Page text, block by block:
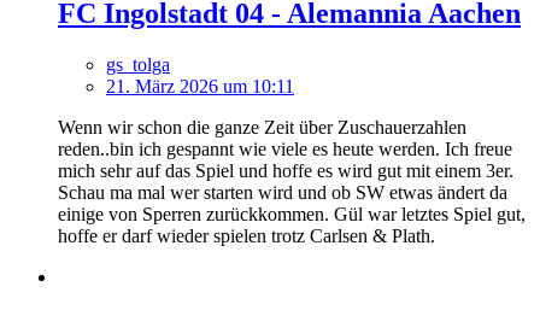
FC Ingolstadt 04 - Alemannia Aachen
gs_tolga
21. März 2026 um 10:11
Wenn wir schon die ganze Zeit über Zuschauerzahlen
reden..bin ich gespannt wie viele es heute werden. Ich freue
mich sehr auf das Spiel und hoffe es wird gut mit einem 3er.
Schau ma mal wer starten wird und ob SW etwas ändert da
einige von Sperren zurückkommen. Gül war letztes Spiel gut,
hoffe er darf wieder spielen trotz Carlsen & Plath.